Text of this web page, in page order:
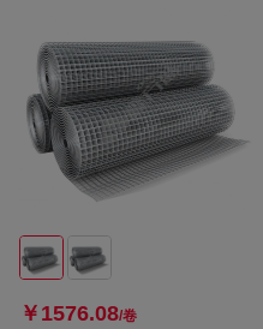
￥1576.08/卷